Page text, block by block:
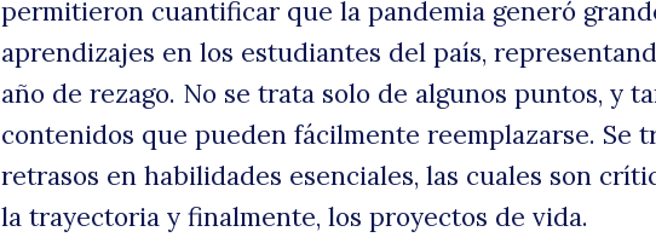
permitieron cuantificar que la pandemia generó
aprendizajes en los estudiantes del país,
año de rezago. No se trata solo de algunos puntos, y
contenidos que pueden fácilmente reemplazarse. Se
retrasos en habilidades esenciales, las cuales son
la trayectoria y finalmente, los proyectos de vida.